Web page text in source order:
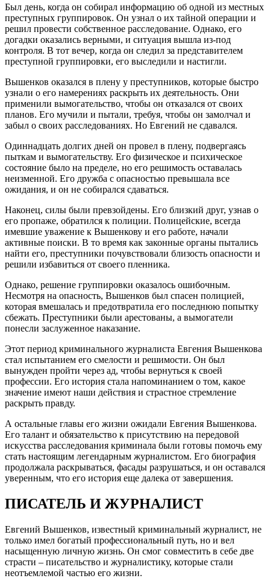
Был день, когда он собирал информацию об одной из местных
преступных группировок. Он узнал о их тайной операции и
решил провести собственное расследование. Однако, его
догадки оказались верными, и ситуация вышла из-под
контроля. В тот вечер, когда он следил за представителем
преступной группировки, его выследили и настигли.
Вышенков оказался в плену у преступников, которые быстро
узнали о его намерениях раскрыть их деятельность. Они
применили вымогательство, чтобы он отказался от своих
планов. Его мучили и пытали, требуя, чтобы он замолчал и
забыл о своих расследованиях. Но Евгений не сдавался.
Одиннадцать долгих дней он провел в плену, подвергаясь
пыткам и вымогательству. Его физическое и психическое
состояние было на пределе, но его решимость оставалась
неизменной. Его дружба с опасностью превышала все
ожидания, и он не собирался сдаваться.
Наконец, силы были превзойдены. Его близкий друг, узнав о
его пропаже, обратился к полиции. Полицейские, всегда
имевшие уважение к Вышенкову и его работе, начали
активные поиски. В то время как законные органы пытались
найти его, преступники почувствовали близость опасности и
решили избавиться от своего пленника.
Однако, решение группировки оказалось ошибочным.
Несмотря на опасность, Вышенков был спасен полицией,
которая вмешалась и предотвратила его последнюю попытку
сбежать. Преступники были арестованы, а вымогатели
понесли заслуженное наказание.
Этот период криминального журналиста Евгения Вышенкова
стал испытанием его смелости и решимости. Он был
вынужден пройти через ад, чтобы вернуться к своей
профессии. Его история стала напоминанием о том, какое
значение имеют наши действия и страстное стремление
раскрыть правду.
А остальные главы его жизни ожидали Евгения Вышенкова.
Его талант и обязательство к присутствию на передовой
искусства расследования криминала были готовы помочь ему
стать настоящим легендарным журналистом. Его биография
продолжала раскрываться, фасады разрушаться, и он оставался
уверенным, что его история еще далека от завершения.
ПИСАТЕЛЬ И ЖУРНАЛИСТ
Евгений Вышенков, известный криминальный журналист, не
только имел богатый профессиональный путь, но и вел
насыщенную личную жизнь. Он смог совместить в себе две
страсти – писательство и журналистику, которые стали
неотъемлемой частью его жизни.